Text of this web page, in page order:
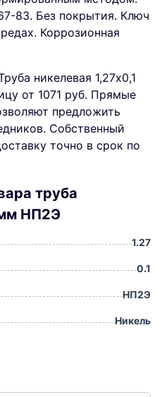
83. Без покрытия. Ключ
Коррозионная
никелевая 1,27х0,1
от 1071 руб. Прямые
предложить
Собственный
точно в срок по
труба
мм НП2Э
1.27
0.1
НП2Э
Никель